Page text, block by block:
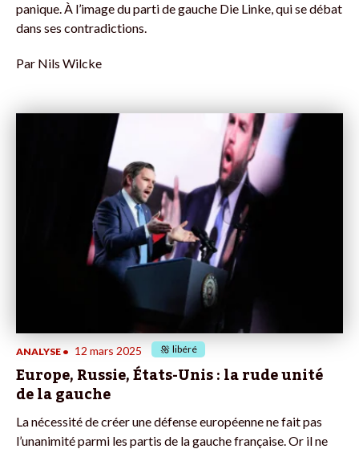
panique. À l’image du parti de gauche Die Linke, qui se débat
dans ses contradictions.
Par Nils Wilcke
ANALYSE • 12 mars 2025 libéré
Europe, Russie, États-Unis : la rude unité
de la gauche
La nécessité de créer une défense européenne ne fait pas
l’unanimité parmi les partis de la gauche française. Or il ne